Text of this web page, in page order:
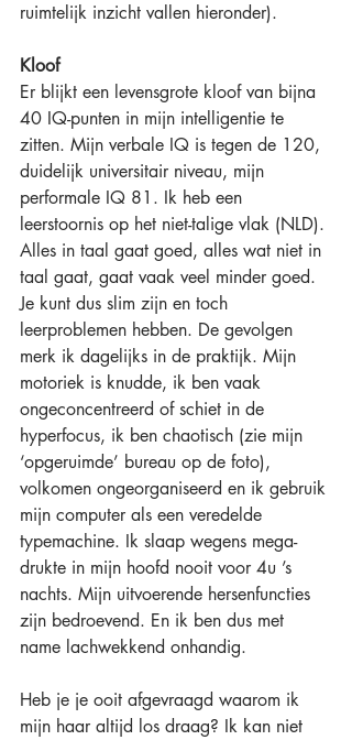
ruimtelijk inzicht vallen hieronder).
Kloof
Er blijkt een levensgrote kloof van bijna
40 IQ-punten in mijn intelligentie te
zitten. Mijn verbale IQ is tegen de 120,
duidelijk universitair niveau, mijn
performale IQ 81. Ik heb een
leerstoornis op het niet-talige vlak (NLD).
Alles in taal gaat goed, alles wat niet in
taal gaat, gaat vaak veel minder goed.
Je kunt dus slim zijn en toch
leerproblemen hebben. De gevolgen
merk ik dagelijks in de praktijk. Mijn
motoriek is knudde, ik ben vaak
ongeconcentreerd of schiet in de
hyperfocus, ik ben chaotisch (zie mijn
‘opgeruimde’ bureau op de foto),
volkomen ongeorganiseerd en ik gebruik
mijn computer als een veredelde
typemachine. Ik slaap wegens mega-
drukte in mijn hoofd nooit voor 4u ’s
nachts. Mijn uitvoerende hersenfuncties
zijn bedroevend. En ik ben dus met
name lachwekkend onhandig.
Heb je je ooit afgevraagd waarom ik
mijn haar altijd los draag? Ik kan niet